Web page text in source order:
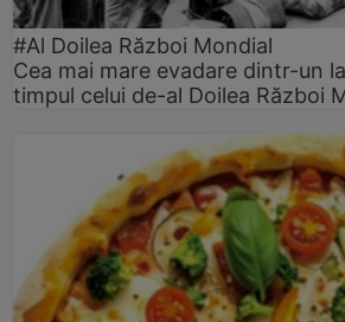
#Al Doilea Război Mondial
Cea mai mare evadare dintr-un
timpul celui de-al Doilea Război